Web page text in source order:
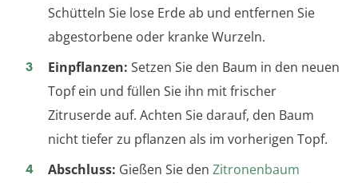
Schütteln Sie lose Erde ab und entfernen Sie
abgestorbene oder kranke Wurzeln.
Einpflanzen: Setzen Sie den Baum in den neuen
Topf ein und füllen Sie ihn mit frischer
Zitruserde auf. Achten Sie darauf, den Baum
nicht tiefer zu pflanzen als im vorherigen Topf.
Abschluss: Gießen Sie den Zitronenbaum